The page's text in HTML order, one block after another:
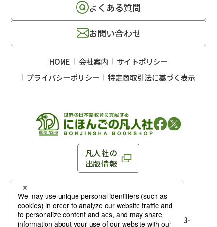
凡人社の
出版情報
〒102-0093 東京都千代田区平河町 1-3-13 8F
TEL：03-3263-3959／FAX：03-3263-3116
〒102-0093 東京都千代田区平河町1-3-
よくある質問
お問い合わせ
HOME 会社案内
サイトポリシー
プライバシーポリシー
特定商取引法に基づく表示